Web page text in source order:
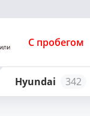
С пробегом
Hyundai 342